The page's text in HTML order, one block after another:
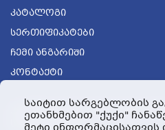
Კატალოგი
Სერთიფიკატები
Ჩემი Ანგარიში
Კონტაქტი
კლინტექ, 68ა რუსთავის
საქართველო
საიტით სარგებლობის
ეთანხმებით "ქუქი"